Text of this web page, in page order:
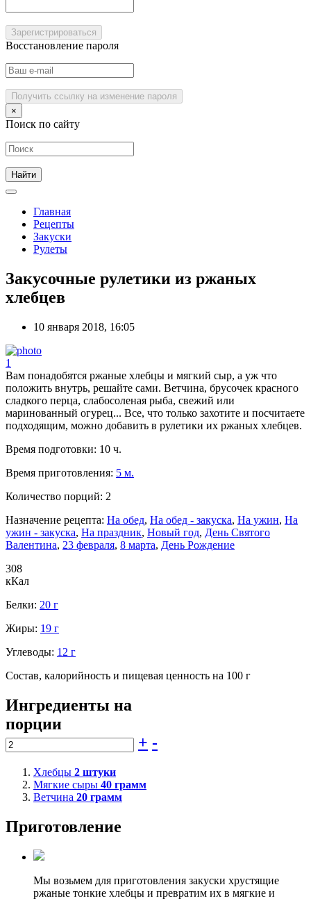
Зарегистрироваться
Восстановление пароля
Получить ссылку на изменение пароля
×
Поиск по сайту
Главная
Рецепты
Закуски
Рулеты
Закусочные рулетики из ржаных
хлебцев
10 января 2018, 16:05
1
Вам понадобятся ржаные хлебцы и мягкий сыр, а уж что
положить внутрь, решайте сами. Ветчина, брусочек красного
сладкого перца, слабосоленая рыба, свежий или
маринованный огурец... Все, что только захотите и посчитаете
подходящим, можно добавить в рулетики их ржаных хлебцев.
Время подготовки: 10 ч.
Время приготовления: 5 м.
Количество порций: 2
Назначение рецепта: На обед, На обед - закуска, На ужин, На
ужин - закуска, На праздник, Новый год, День Святого
Валентина, 23 февраля, 8 марта, День Рождение
308
кКал
Белки: 20 г
Жиры: 19 г
Углеводы: 12 г
Состав, калорийность и пищевая ценность на 100 г
Ингредиенты на
порции
+ -
Хлебцы 2 штуки
Мягкие сыры 40 грамм
Ветчина 20 грамм
Приготовление
Мы возьмем для приготовления закуски хрустящие
ржаные тонкие хлебцы и превратим их в мягкие и